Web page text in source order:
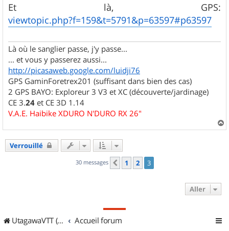
s
s
a
g
Et là, GPS:
viewtopic.php?f=159&t=5791&p=63597#p63597
Là où le sanglier passe, j'y passe...
... et vous y passerez aussi...
http://picasaweb.google.com/luidji76
GPS GaminForetrex201 (suffisant dans bien des cas)
2 GPS BAYO: Exploreur 3 V3 et XC (découverte/jardinage)
CE 3.24 et CE 3D 1.14
V.A.E. Haibike XDURO N'DURO RX 26"
a
Verrouillé
30 messages Précédent
1 2 3
Aller
UtagawaVTT (Randos VTT et VTTAE avec traces GPS) Accueil forum